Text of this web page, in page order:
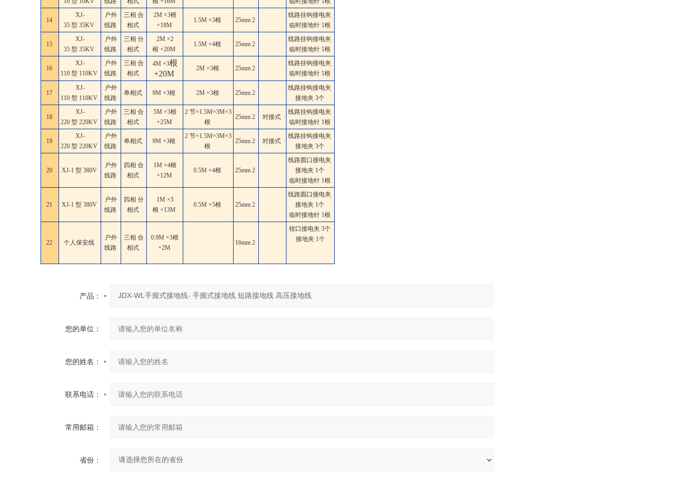
14
XJ-
35 型 35KV
户外
线路
三相 合
相式
2M ×3根
+18M
1.5M ×3根 25mm 2
线路挂钩接电夹
临时接地针 1根
15
XJ-
35 型 35KV
户外
线路
三相 分
相式
2M ×2
根 +20M
1.5M ×4根 25mm 2
线路挂钩接电夹
临时接地针 1根
16
XJ-
110 型 110KV
户外
线路
三相 合
相式
4M ×3根
+20M
2M ×3根 25mm 2
线路挂钩接电夹
临时接地针 1根
17
XJ-
110 型 110KV
户外
线路
单相式 9M ×3根 2M ×3根 25mm 2
线路挂钩接电夹
接地夹 3个
18
XJ-
220 型 220KV
户外
线路
三相 合
相式
5M ×3根
+25M
2 节×1.5M=3M×3
根
25mm 2 对接式
线路挂钩接电夹
临时接地针 1根
19
XJ-
220 型 220KV
户外
线路
单相式 9M ×3根
2 节×1.5M=3M×3
根
25mm 2 对接式
线路挂钩接电夹
接地夹 3个
20 XJ-1 型 380V
户外
线路
四相 合
相式
1M ×4根
+12M
0.5M ×4根 25mm 2
线路圆口接电夹
接地夹 1个
临时接地针 1根
21 XJ-1 型 380V
户外
线路
四相 分
相式
1M ×3
根 +13M
0.5M ×5根 25mm 2
线路圆口接电夹
接地夹 1个
临时接地针 1根
22 个人保安线
户外
线路
三相 合
相式
0.9M ×3根
+2M
16mm 2
钳口接电夹 3个
接地夹 1个
产品：
您的单位：
您的姓名：
联系电话：
常用邮箱：
省份：